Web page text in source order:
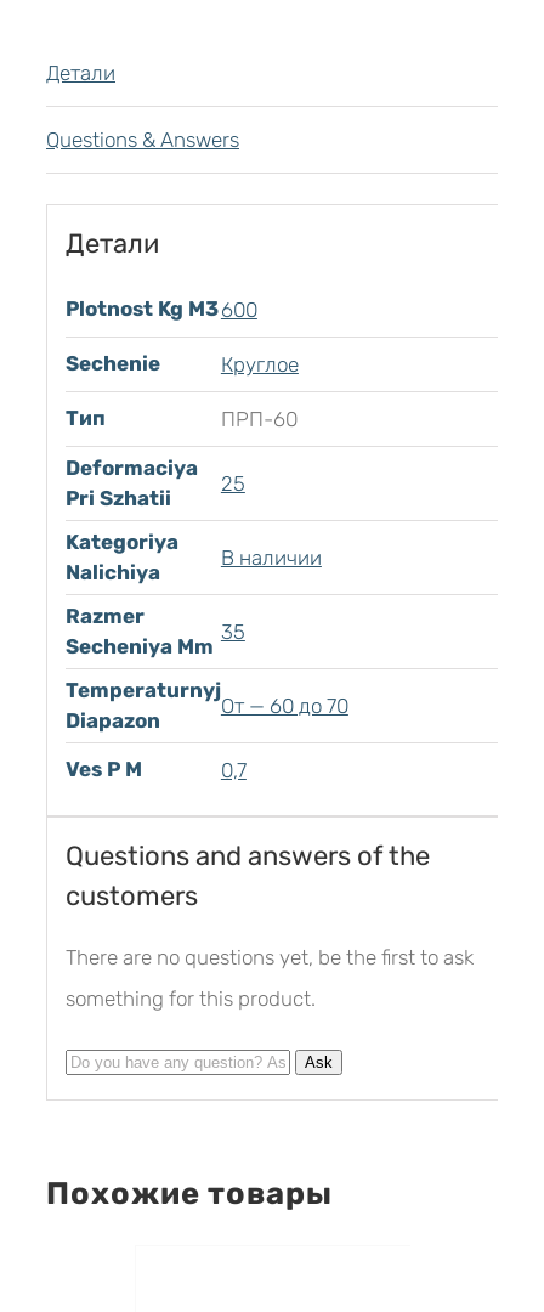
Детали
Questions & Answers
Детали
Plotnost Kg M3600
Sechenie Круглое
Тип
ПРП-60
Deformaciya
Pri Szhatii
25
Kategoriya
Nalichiya
В наличии
Razmer
Secheniya Mm
35
Temperaturnyj
Diapazon
От — 60 до 70
Ves P M 0,7
Questions and answers of the
customers
There are no questions yet, be the first to ask
something for this product.
Похожие товары